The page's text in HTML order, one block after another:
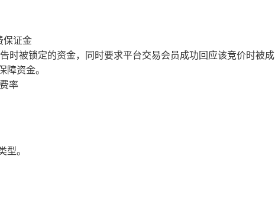
保证金
时被锁定的资金，同时要求平台交易会员成功回应该竞价时被成
障资金。
率
型。